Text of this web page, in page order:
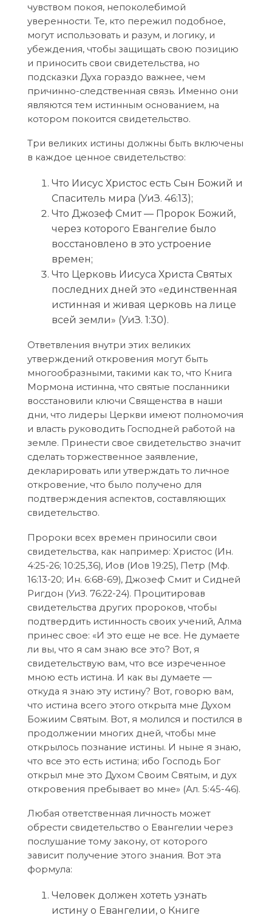
чувством покоя, непоколебимой
уверенности. Те, кто пережил подобное,
могут использовать и разум, и логику, и
убеждения, чтобы защищать свою позицию
и приносить свои свидетельства, но
подсказки Духа гораздо важнее, чем
причинно-следственная связь. Именно они
являются тем истинным основанием, на
котором покоится свидетельство.
Три великих истины должны быть включены
в каждое ценное свидетельство:
Что Иисус Христос есть Сын Божий и
Спаситель мира (УиЗ. 46:13);
Что Джозеф Смит — Пророк Божий,
через которого Евангелие было
восстановлено в это устроение
времен;
Что Церковь Иисуса Христа Святых
последних дней это «единственная
истинная и живая церковь на лице
всей земли» (УиЗ. 1:30).
Ответвления внутри этих великих
утверждений откровения могут быть
многообразными, такими как то, что Книга
Мормона истинна, что святые посланники
восстановили ключи Священства в наши
дни, что лидеры Церкви имеют полномочия
и власть руководить Господней работой на
земле. Принести свое свидетельство значит
сделать торжественное заявление,
декларировать или утверждать то личное
откровение, что было получено для
подтверждения аспектов, составляющих
свидетельство.
Пророки всех времен приносили свои
свидетельства, как например: Христос (Ин.
4:25-26; 10:25,36), Иов (Иов 19:25), Петр (Мф.
16:13-20; Ин. 6:68-69), Джозеф Смит и Сидней
Ригдон (УиЗ. 76:22-24). Процитировав
свидетельства других пророков, чтобы
подтвердить истинность своих учений, Алма
принес свое: «И это еще не все. Не думаете
ли вы, что я сам знаю все это? Вот, я
свидетельствую вам, что все изреченное
мною есть истина. И как вы думаете —
откуда я знаю эту истину? Вот, говорю вам,
что истина всего этого открыта мне Духом
Божиим Святым. Вот, я молился и постился в
продолжении многих дней, чтобы мне
открылось познание истины. И ныне я знаю,
что все это есть истина; ибо Господь Бог
открыл мне это Духом Своим Святым, и дух
откровения пребывает во мне» (Ал. 5:45-46).
Любая ответственная личность может
обрести свидетельство о Евангелии через
послушание тому закону, от которого
зависит получение этого знания. Вот эта
формула:
Человек должен хотеть узнать
истину о Евангелии, о Книге